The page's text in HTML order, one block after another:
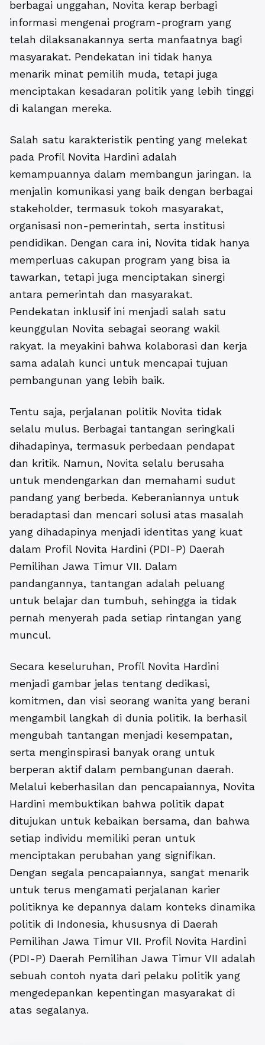
berbagai unggahan, Novita kerap berbagi
informasi mengenai program-program yang
telah dilaksanakannya serta manfaatnya bagi
masyarakat. Pendekatan ini tidak hanya
menarik minat pemilih muda, tetapi juga
menciptakan kesadaran politik yang lebih tinggi
di kalangan mereka.
Salah satu karakteristik penting yang melekat
pada Profil Novita Hardini adalah
kemampuannya dalam membangun jaringan. Ia
menjalin komunikasi yang baik dengan berbagai
stakeholder, termasuk tokoh masyarakat,
organisasi non-pemerintah, serta institusi
pendidikan. Dengan cara ini, Novita tidak hanya
memperluas cakupan program yang bisa ia
tawarkan, tetapi juga menciptakan sinergi
antara pemerintah dan masyarakat.
Pendekatan inklusif ini menjadi salah satu
keunggulan Novita sebagai seorang wakil
rakyat. Ia meyakini bahwa kolaborasi dan kerja
sama adalah kunci untuk mencapai tujuan
pembangunan yang lebih baik.
Tentu saja, perjalanan politik Novita tidak
selalu mulus. Berbagai tantangan seringkali
dihadapinya, termasuk perbedaan pendapat
dan kritik. Namun, Novita selalu berusaha
untuk mendengarkan dan memahami sudut
pandang yang berbeda. Keberaniannya untuk
beradaptasi dan mencari solusi atas masalah
yang dihadapinya menjadi identitas yang kuat
dalam Profil Novita Hardini (PDI-P) Daerah
Pemilihan Jawa Timur VII. Dalam
pandangannya, tantangan adalah peluang
untuk belajar dan tumbuh, sehingga ia tidak
pernah menyerah pada setiap rintangan yang
muncul.
Secara keseluruhan, Profil Novita Hardini
menjadi gambar jelas tentang dedikasi,
komitmen, dan visi seorang wanita yang berani
mengambil langkah di dunia politik. Ia berhasil
mengubah tantangan menjadi kesempatan,
serta menginspirasi banyak orang untuk
berperan aktif dalam pembangunan daerah.
Melalui keberhasilan dan pencapaiannya, Novita
Hardini membuktikan bahwa politik dapat
ditujukan untuk kebaikan bersama, dan bahwa
setiap individu memiliki peran untuk
menciptakan perubahan yang signifikan.
Dengan segala pencapaiannya, sangat menarik
untuk terus mengamati perjalanan karier
politiknya ke depannya dalam konteks dinamika
politik di Indonesia, khususnya di Daerah
Pemilihan Jawa Timur VII. Profil Novita Hardini
(PDI-P) Daerah Pemilihan Jawa Timur VII adalah
sebuah contoh nyata dari pelaku politik yang
mengedepankan kepentingan masyarakat di
atas segalanya.